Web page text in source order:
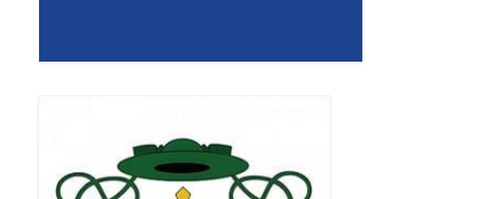
Pielęgnacja drzew
Nasza parafia z lotu ptaka